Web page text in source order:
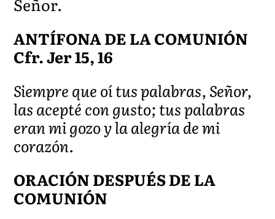
Señor.
ANTÍFONA DE LA COMUNIÓN
Cfr. Jer 15, 16
Siempre que oí tus palabras, Señor,
las acepté con gusto; tus palabras
eran mi gozo y la alegría de mi
corazón.
ORACIÓN DESPUÉS DE LA
COMUNIÓN